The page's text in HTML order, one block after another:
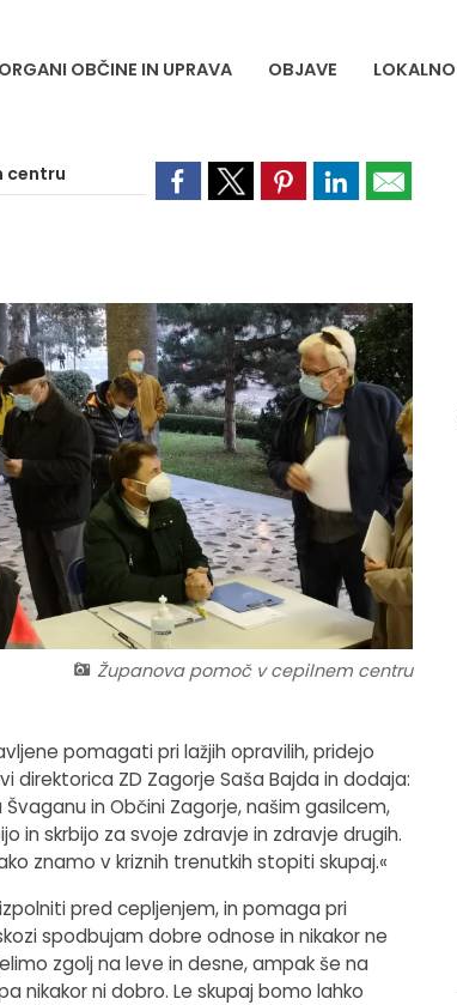
ORGANI OBČINE IN UPRAVA OBJAVE LOKALNO
centru
Županova pomoč v cepilnem centru
pomagati pri lažjih opravilih, pridejo
direktorica ZD Zagorje Saša Bajda in dodaja:
in Občini Zagorje, našim gasilcem,
in skrbijo za svoje zdravje in zdravje drugih.
znamo v kriznih trenutkih stopiti skupaj.«
pred cepljenjem, in pomaga pri
spodbujam dobre odnose in nikakor ne
zgolj na leve in desne, ampak še na
nikakor ni dobro. Le skupaj bomo lahko